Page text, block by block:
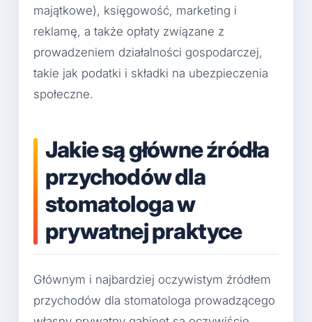
majątkowe), księgowość, marketing i
reklamę, a także opłaty związane z
prowadzeniem działalności gospodarczej,
takie jak podatki i składki na ubezpieczenia
społeczne.
Jakie są główne źródła
przychodów dla
stomatologa w
prywatnej praktyce
Głównym i najbardziej oczywistym źródłem
przychodów dla stomatologa prowadzącego